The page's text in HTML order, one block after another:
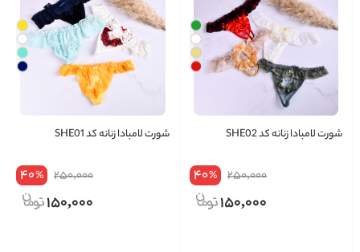
شورت لامبادا زنانه کد SHE02
250,000
40%
150,000
شورت لامبادا زنانه کد SHE01
250,000
40%
150,000